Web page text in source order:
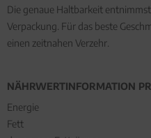
Die genaue Haltbarkeit
Verpackung. Für das beste
einen zeitnahen Verzehr.
NÄHRWERTINFORMATION
Energie
Fett